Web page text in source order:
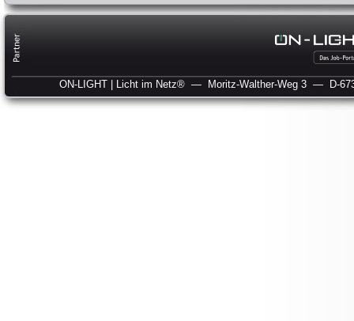
ON-LIGHT | Licht im Netz® — Moritz-Walther-Weg 3 — D-